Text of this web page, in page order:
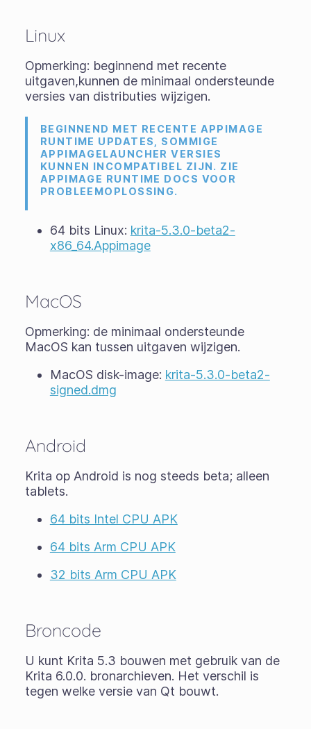
Linux
Opmerking: beginnend met recente
uitgaven,kunnen de minimaal ondersteunde
versies van distributies wijzigen.
BEGINNEND MET RECENTE APPIMAGE
RUNTIME UPDATES, SOMMIGE
APPIMAGELAUNCHER VERSIES
KUNNEN INCOMPATIBEL ZIJN. ZIE
APPIMAGE RUNTIME DOCS VOOR
PROBLEEMOPLOSSING.
64 bits Linux: krita-5.3.0-beta2-
x86_64.Appimage
MacOS
Opmerking: de minimaal ondersteunde
MacOS kan tussen uitgaven wijzigen.
MacOS disk-image: krita-5.3.0-beta2-
signed.dmg
Android
Krita op Android is nog steeds beta; alleen
tablets.
64 bits Intel CPU APK
64 bits Arm CPU APK
32 bits Arm CPU APK
Broncode
U kunt Krita 5.3 bouwen met gebruik van de
Krita 6.0.0. bronarchieven. Het verschil is
tegen welke versie van Qt bouwt.